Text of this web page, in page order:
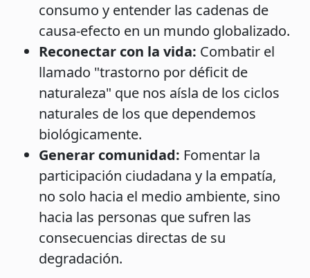
consumo y entender las cadenas de
causa-efecto en un mundo globalizado.
Reconectar con la vida: Combatir el
llamado "trastorno por déficit de
naturaleza" que nos aísla de los ciclos
naturales de los que dependemos
biológicamente.
Generar comunidad: Fomentar la
participación ciudadana y la empatía,
no solo hacia el medio ambiente, sino
hacia las personas que sufren las
consecuencias directas de su
degradación.